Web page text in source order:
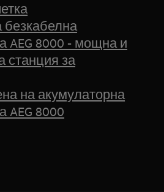
безкабелна
AEG 8000 - мощна и
станция за
на акумулаторна
AEG 8000